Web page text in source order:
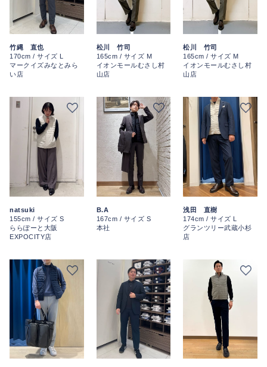
竹縄 直也
170cm / サイズ L
マークイズみなとみら
い店
松川 竹司
165cm / サイズ M
イオンモールむさし村
山店
松川 竹司
165cm / サイズ M
イオンモールむさし村
山店
natsuki
155cm / サイズ S
ららぽーと大阪
EXPOCITY店
B.A
167cm / サイズ S
本社
浅田 直樹
174cm / サイズ L
グランツリー武蔵小杉
店